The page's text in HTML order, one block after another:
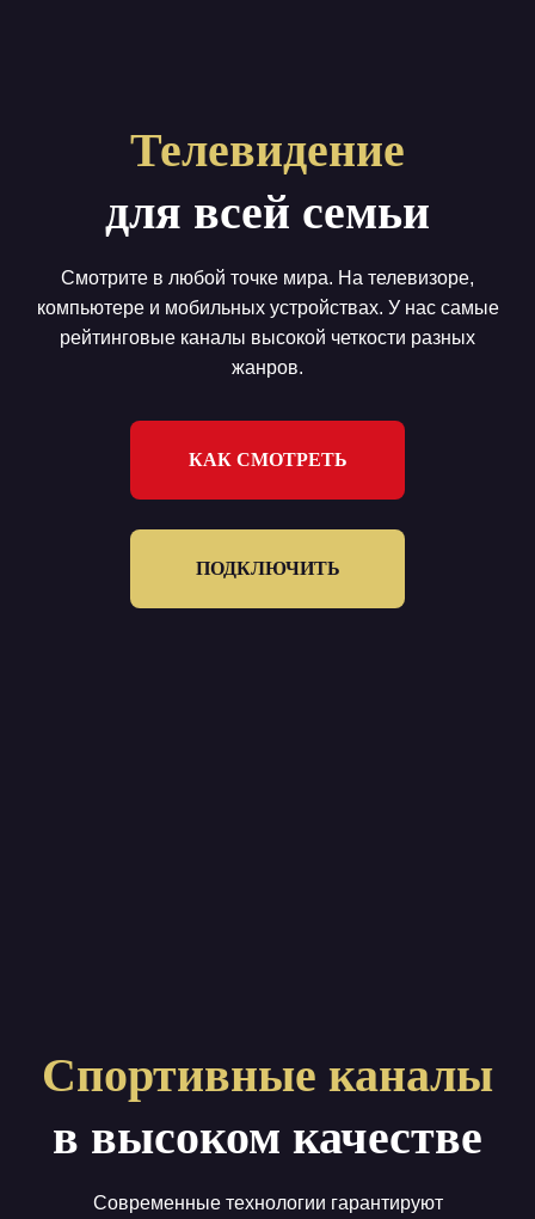
Пакеты
Как смотреть
Помощь
Телевидение
для всей семьи
Смотрите в любой точке мира. На телевизоре,
компьютере и мобильных устройствах. У нас самые
рейтинговые каналы высокой четкости разных
жанров.
КАК СМОТРЕТЬ
ПОДКЛЮЧИТЬ
Спортивные каналы
в высоком качестве
Современные технологии гарантируют